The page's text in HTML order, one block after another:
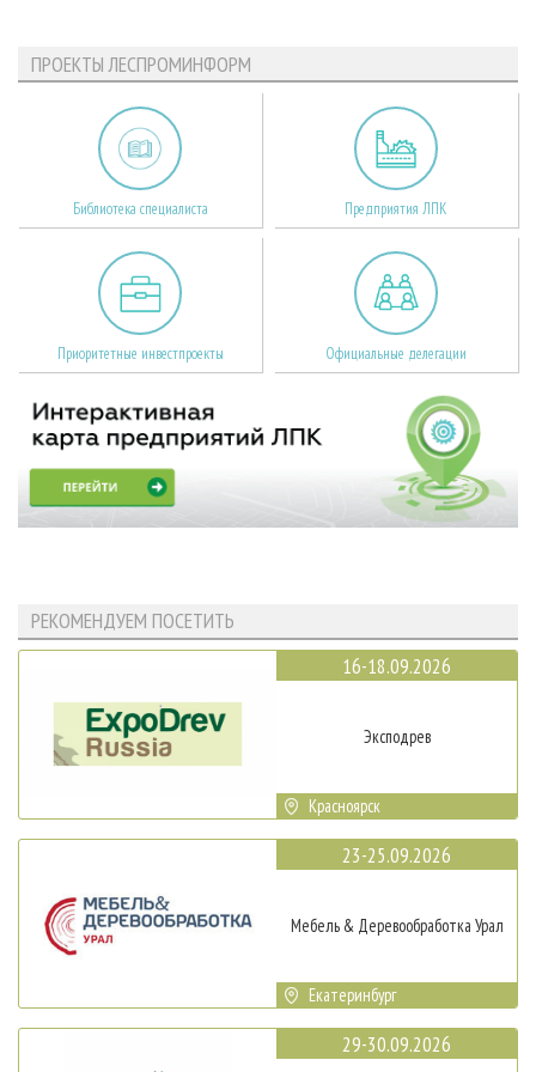
ПРОЕКТЫ ЛЕСПРОМИНФОРМ
Библиотека специалиста Предприятия ЛПК
Приоритетные инвестпроекты Официальные делегации
РЕКОМЕНДУЕМ ПОСЕТИТЬ
16-18.09.2026
Эксподрев
Красноярск
23-25.09.2026
Мебель & Деревообработка Урал
Екатеринбург
29-30.09.2026